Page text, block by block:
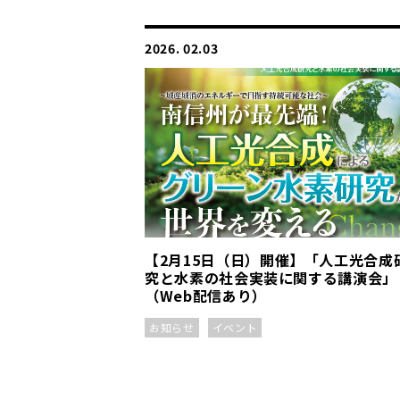
2026. 02.03
【2月15日（日）開催】「人工光合成
究と水素の社会実装に関する講演会」
（Web配信あり）
お知らせ イベント